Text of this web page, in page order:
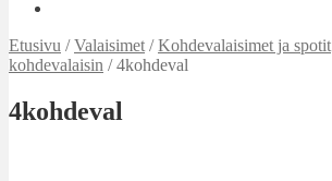
Etusivu /Valaisimet /Kohdevalaisimet ja spotit
kohdevalaisin /4kohdeval
4kohdeval